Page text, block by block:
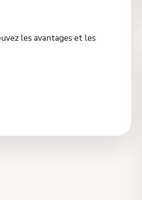
les avantages et les